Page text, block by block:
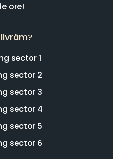
ore!
sector 1
sector 2
sector 3
sector 4
sector 5
sector 6